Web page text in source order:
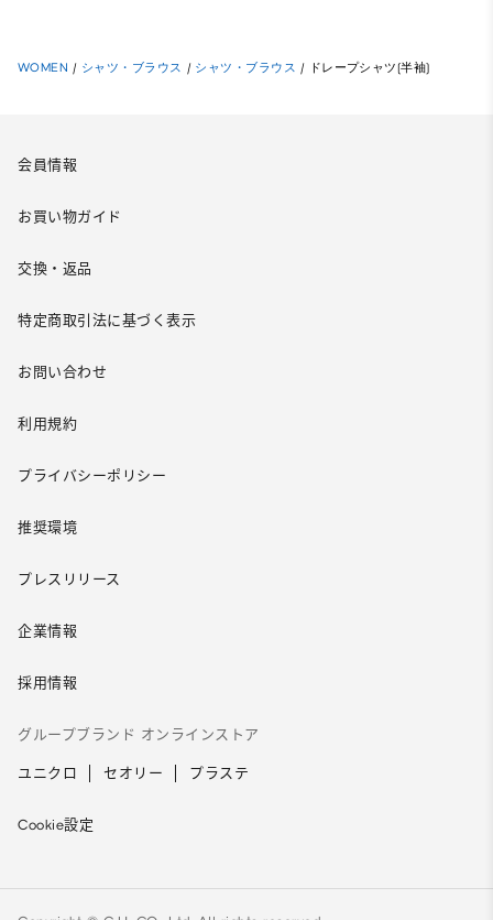
WOMEN / シャツ・ブラウス / シャツ・ブラウス / ドレープシャツ(半袖)
会員情報
お買い物ガイド
交換・返品
特定商取引法に基づく表示
お問い合わせ
利用規約
プライバシーポリシー
推奨環境
プレスリリース
企業情報
採用情報
グループブランド オンラインストア
ユニクロ セオリー プラステ
Cookie設定